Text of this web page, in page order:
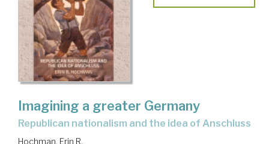
Imagining a greater Germany
republican nationalism and the idea of Anschluss
Hochman, Erin R.